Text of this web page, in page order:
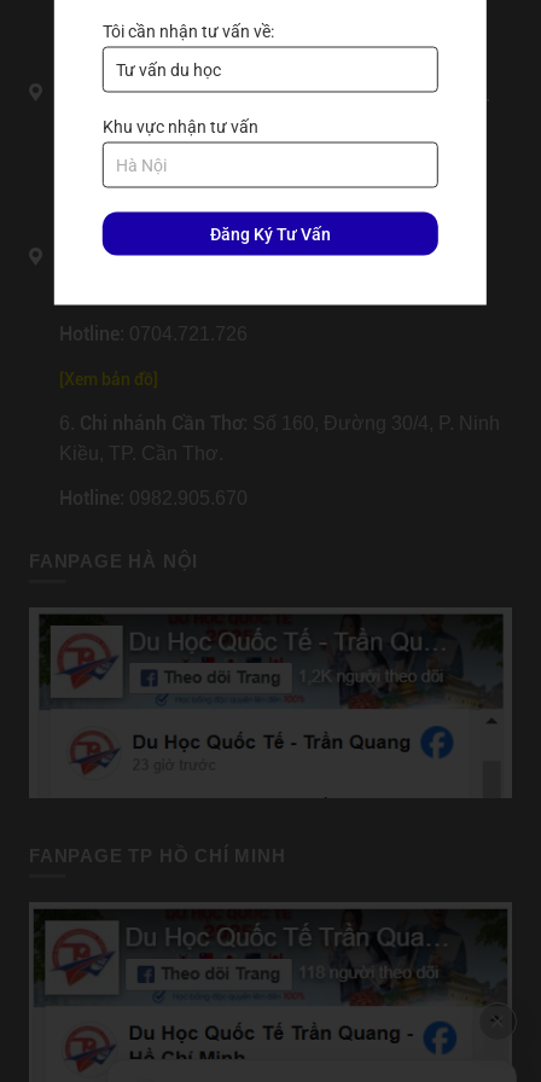
[Xem bản đồ]
Chi nhánh Đà Nẵng: Số 204 Lương Nhữ Hộc, P.
Cẩm Lệ, TP. Đà Nẵng.
Hotline: 0326.016.579
Xem bản đồ]
Chi nhánh An Giang: Số 841 Trần Hưng Đạo, P.
Hotline: 0704.721.726
Xem bản đồ
6. Chi nhánh Cần Thơ: Số 160, Đường 30/4, P. Ninh
Kiều, TP. Cần Thơ.
Hotline: 0982.905.670
FANPAGE HÀ NỘI
FANPAGE TP HỒ CHÍ MINH
Tôi cần nhận tư vấn về:
Khu vực nhận tư vấn
Đăng Ký Tư Vấn